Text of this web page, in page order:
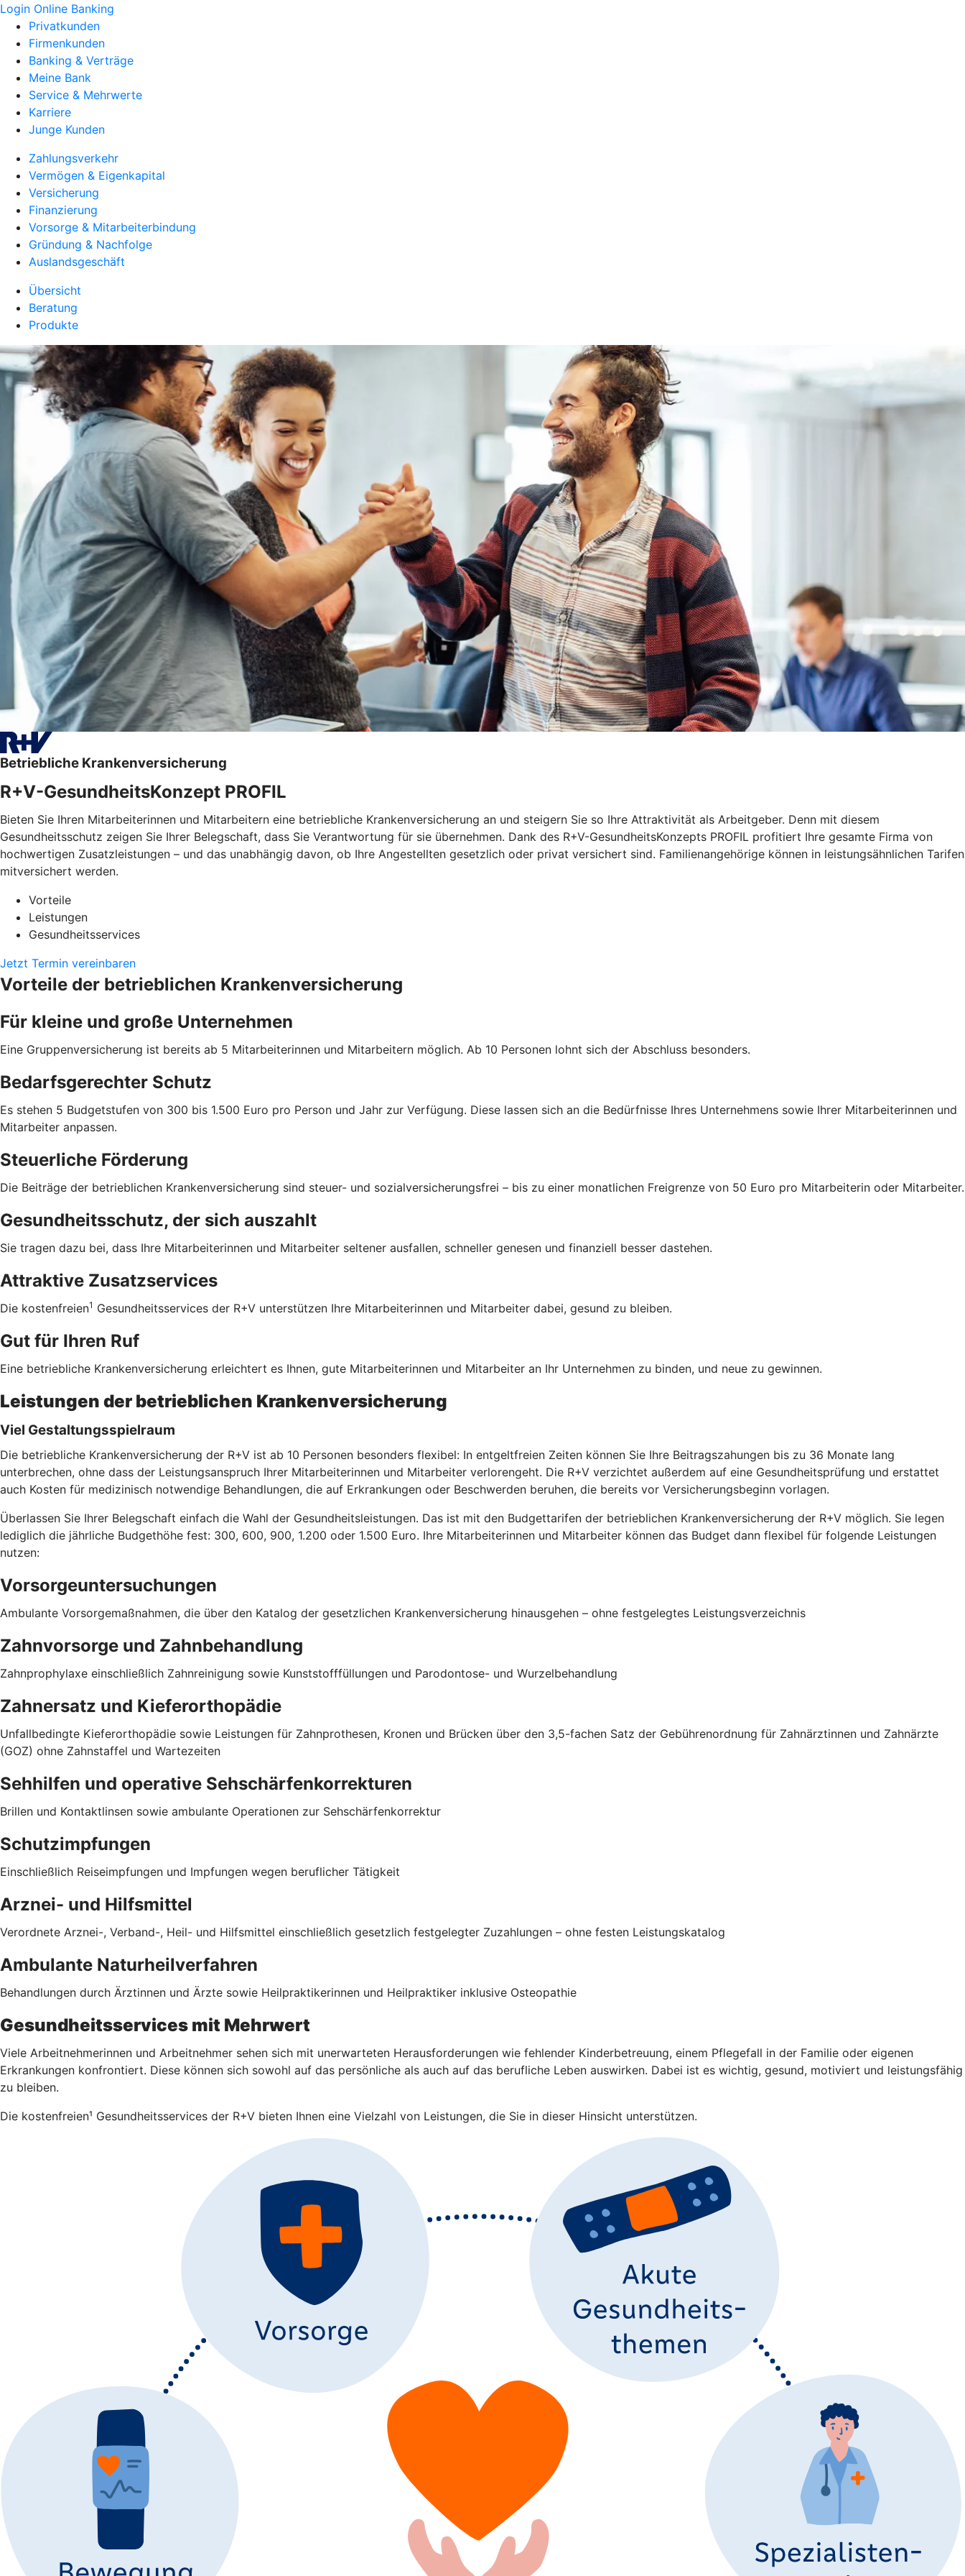
Login Online Banking
Privatkunden
Firmenkunden
Banking & Verträge
Meine Bank
Service & Mehrwerte
Karriere
Junge Kunden
Zahlungsverkehr
Vermögen & Eigenkapital
Versicherung
Finanzierung
Vorsorge & Mitarbeiterbindung
Gründung & Nachfolge
Auslandsgeschäft
Übersicht
Beratung
Produkte
Betriebliche Krankenversicherung
R+V-GesundheitsKonzept PROFIL
Bieten Sie Ihren Mitarbeiterinnen und Mitarbeitern eine betriebliche Krankenversicherung an und steigern Sie so Ihre Attraktivität als Arbeitgeber. Denn mit diesem
Gesundheitsschutz zeigen Sie Ihrer Belegschaft, dass Sie Verantwortung für sie übernehmen. Dank des R+V-GesundheitsKonzepts PROFIL profitiert Ihre gesamte Firma von
hochwertigen Zusatzleistungen – und das unabhängig davon, ob Ihre Angestellten gesetzlich oder privat versichert sind. Familienangehörige können in leistungsähnlichen Tarifen
mitversichert werden.
Vorteile
Leistungen
Gesundheitsservices
Jetzt Termin vereinbaren
Vorteile der betrieblichen Krankenversicherung
Für kleine und große Unternehmen
Eine Gruppenversicherung ist bereits ab 5 Mitarbeiterinnen und Mitarbeitern möglich. Ab 10 Personen lohnt sich der Abschluss besonders.
Bedarfsgerechter Schutz
Es stehen 5 Budgetstufen von 300 bis 1.500 Euro pro Person und Jahr zur Verfügung. Diese lassen sich an die Bedürfnisse Ihres Unternehmens sowie Ihrer Mitarbeiterinnen und
Mitarbeiter anpassen.
Steuerliche Förderung
Die Beiträge der betrieblichen Krankenversicherung sind steuer- und sozialversicherungsfrei – bis zu einer monatlichen Freigrenze von 50 Euro pro Mitarbeiterin oder Mitarbeiter.
Gesundheitsschutz, der sich auszahlt
Sie tragen dazu bei, dass Ihre Mitarbeiterinnen und Mitarbeiter seltener ausfallen, schneller genesen und finanziell besser dastehen.
Attraktive Zusatzservices
Die kostenfreien1 Gesundheitsservices der R+V unterstützen Ihre Mitarbeiterinnen und Mitarbeiter dabei, gesund zu bleiben.
Gut für Ihren Ruf
Eine betriebliche Krankenversicherung erleichtert es Ihnen, gute Mitarbeiterinnen und Mitarbeiter an Ihr Unternehmen zu binden, und neue zu gewinnen.
Leistungen der betrieblichen Krankenversicherung
Viel Gestaltungsspielraum
Die betriebliche Krankenversicherung der R+V ist ab 10 Personen besonders flexibel: In entgeltfreien Zeiten können Sie Ihre Beitragszahungen bis zu 36 Monate lang
unterbrechen, ohne dass der Leistungsanspruch Ihrer Mitarbeiterinnen und Mitarbeiter verlorengeht. Die R+V verzichtet außerdem auf eine Gesundheitsprüfung und erstattet
auch Kosten für medizinisch notwendige Behandlungen, die auf Erkrankungen oder Beschwerden beruhen, die bereits vor Versicherungsbeginn vorlagen.
Überlassen Sie Ihrer Belegschaft einfach die Wahl der Gesundheitsleistungen. Das ist mit den Budgettarifen der betrieblichen Krankenversicherung der R+V möglich. Sie legen
lediglich die jährliche Budgethöhe fest: 300, 600, 900, 1.200 oder 1.500 Euro. Ihre Mitarbeiterinnen und Mitarbeiter können das Budget dann flexibel für folgende Leistungen
nutzen:
Vorsorgeuntersuchungen
Ambulante Vorsorgemaßnahmen, die über den Katalog der gesetzlichen Krankenversicherung hinausgehen – ohne festgelegtes Leistungsverzeichnis
Zahnvorsorge und Zahnbehandlung
Zahnprophylaxe einschließlich Zahnreinigung sowie Kunststofffüllungen und Parodontose- und Wurzelbehandlung
Zahnersatz und Kieferorthopädie
Unfallbedingte Kieferorthopädie sowie Leistungen für Zahnprothesen, Kronen und Brücken über den 3,5-fachen Satz der Gebührenordnung für Zahnärztinnen und Zahnärzte
(GOZ) ohne Zahnstaffel und Wartezeiten
Sehhilfen und operative Sehschärfenkorrekturen
Brillen und Kontaktlinsen sowie ambulante Operationen zur Sehschärfenkorrektur
Schutzimpfungen
Einschließlich Reiseimpfungen und Impfungen wegen beruflicher Tätigkeit
Arznei- und Hilfsmittel
Verordnete Arznei-, Verband-, Heil- und Hilfsmittel einschließlich gesetzlich festgelegter Zuzahlungen – ohne festen Leistungskatalog
Ambulante Naturheilverfahren
Behandlungen durch Ärztinnen und Ärzte sowie Heilpraktikerinnen und Heilpraktiker inklusive Osteopathie
Gesundheitsservices mit Mehrwert
Viele Arbeitnehmerinnen und Arbeitnehmer sehen sich mit unerwarteten Herausforderungen wie fehlender Kinderbetreuung, einem Pflegefall in der Familie oder eigenen
Erkrankungen konfrontiert. Diese können sich sowohl auf das persönliche als auch auf das berufliche Leben auswirken. Dabei ist es wichtig, gesund, motiviert und leistungsfähig
zu bleiben.
Die kostenfreien¹ Gesundheitsservices der R+V bieten Ihnen eine Vielzahl von Leistungen, die Sie in dieser Hinsicht unterstützen.